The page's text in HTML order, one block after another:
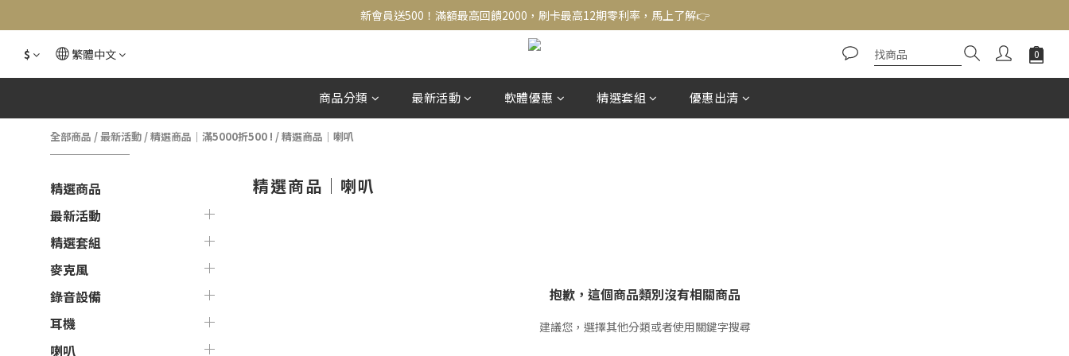
新會員送500！滿額最高回饋2000，刷卡最高12期零利率，馬上了解👉
新會員送500！滿額最高回饋2000，刷卡最高12期零利率，馬上了解👉
結帳頁選zingala銀角零卡分期，輕鬆打包
新會員送500！滿額最高回饋2000，刷卡最高12期零利率，馬上了解👉
$ 繁體中文
商品分類 最新活動 軟體優惠 精選套組 優惠出清
全部商品 /最新活動 /精選商品｜滿5000折500 ! /精選商品｜喇叭
精選商品
最新活動
精選套組
麥克風
錄音設備
耳機
喇叭
精選商品｜喇叭
抱歉，這個商品類別沒有相關商品
建議您，選擇其他分類或者使用關鍵字搜尋